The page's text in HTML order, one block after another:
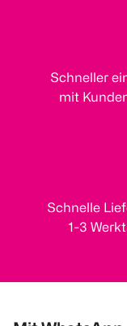
Schneller
mit
Schnelle
1-3